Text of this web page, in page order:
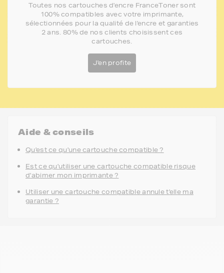
Toutes nos cartouches d'encre FranceToner sont
100% compatibles avec votre imprimante,
sélectionnées pour la qualité de l'encre et garanties
2 ans. 80% de nos clients choisissent ces
cartouches.
J'en profite
Aide & conseils
Qu'est ce qu'une cartouche compatible ?
Est ce qu'utiliser une cartouche compatible risque
d'abimer mon imprimante ?
Utiliser une cartouche compatible annule t'elle ma
garantie ?